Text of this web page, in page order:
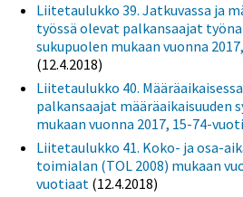
Liitetaulukko 39. Jatkuvassa ja
työssä olevat palkansaajat
sukupuolen mukaan vuonna
(12.4.2018)
Liitetaulukko 40.
palkansaajat määräaikaisuuden
mukaan vuonna 2017, 15-74-
Liitetaulukko 41. Koko- ja osa-
toimialan (TOL 2008) mukaan
vuotiaat (12.4.2018)